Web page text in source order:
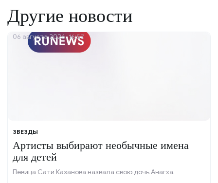
Другие новости
ЗВЕЗДЫ
Артисты выбирают необычные имена
для детей
Певица Сати Казанова назвала свою дочь Анагха.
06 августа 2026, 16:57